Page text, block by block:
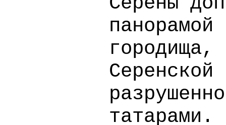
панорамой
татарами.